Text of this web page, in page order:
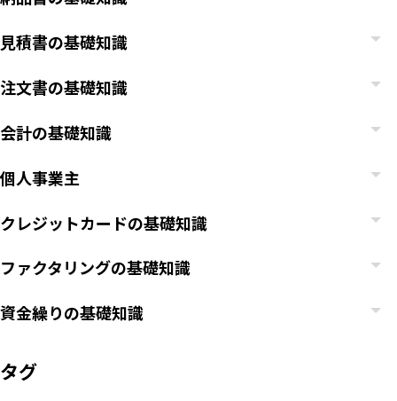
見積書の基礎知識
注文書の基礎知識
会計の基礎知識
個人事業主
クレジットカードの基礎知識
ファクタリングの基礎知識
資金繰りの基礎知識
タグ